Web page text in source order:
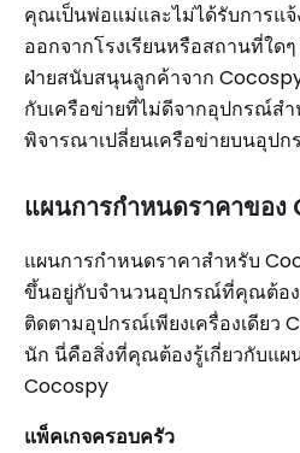
คุณเป็นพ่อแม่และไม่ได้รับการแ
ออกจากโรงเรียนหรือสถานที่ใด
ฝ่ายสนับสนุนลูกค้าจาก
กับเครือข่ายที่ไม่ดีจากอุปกรณ์สำ
พิจารณาเปลี่ยนเครือข่ายบนอุป
แผนการกำหนดราคาของ
แผนการกำหนดราคาสำหรับ
ขึ้นอยู่กับจำนวนอุปกรณ์ที่คุณต้อ
ติดตามอุปกรณ์เพียงเครื่องเดียว
นัก นี่คือสิ่งที่คุณต้องรู้เกี่ยวกับแผ
Cocospy
แพ็คเกจครอบครัว